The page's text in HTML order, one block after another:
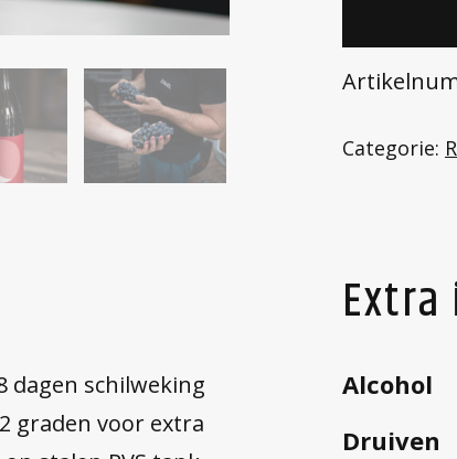
Categorie:
dagen schilweking
graden voor extra
Alcohol
Druiven